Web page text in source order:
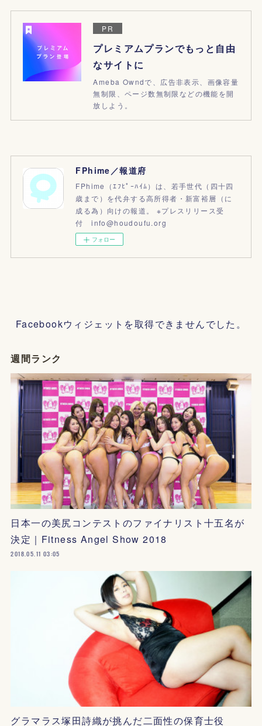
PR
プレミアムプランでもっと自由
なサイトに
Ameba Owndで、広告非表示、画像容量
無制限、ページ数無制限などの機能を開
放しよう。
FPhime／報道府
FPhime（ｴﾌﾋﾟｰﾊｲﾑ）は、若手世代（四十四
歳まで）を代弁する高所得者・新富裕層（に
成る為）向けの報道。 ※プレスリリース受
付 info@houdoufu.org
フォロー
Facebookウィジェットを取得できませんでした。
週間ランク
日本一の美尻コンテストのファイナリスト十五名が
決定｜Fitness Angel Show 2018
2018.05.11 03:05
グラマラス塚田詩織が挑んだ二面性の保育士役